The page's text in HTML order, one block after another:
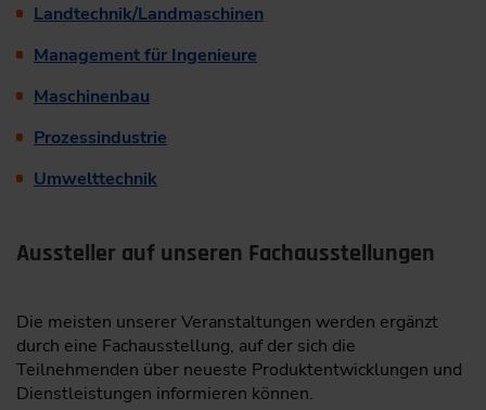
Landtechnik/Landmaschinen
Management für Ingenieure
Maschinenbau
Prozessindustrie
Umwelttechnik
Aussteller auf unseren Fachausstellungen
Die meisten unserer Veranstaltungen werden ergänzt
durch eine Fachausstellung, auf der sich die
Teilnehmenden über neueste Produktentwicklungen und
Dienstleistungen informieren können.